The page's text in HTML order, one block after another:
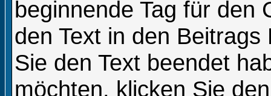
beginnende Tag für den
den Text in den
Sie den Text beendet
möchten, klicken Sie